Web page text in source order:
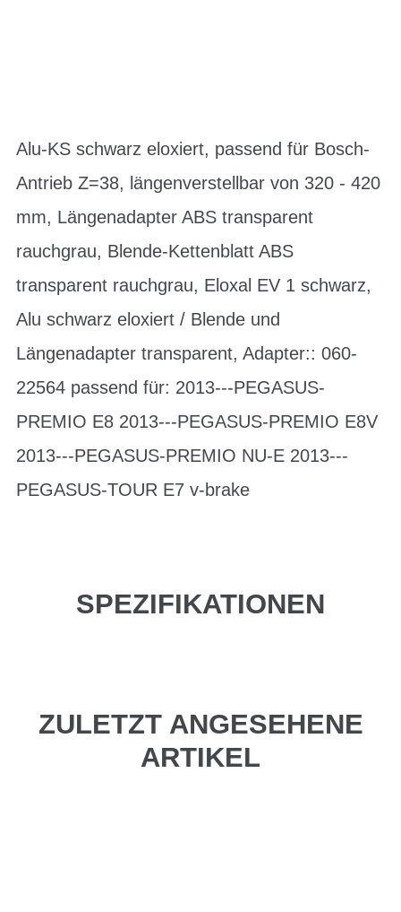
Alu-KS schwarz eloxiert, passend für Bosch-
Antrieb Z=38, längenverstellbar von 320 - 420
mm, Längenadapter ABS transparent
rauchgrau, Blende-Kettenblatt ABS
transparent rauchgrau, Eloxal EV 1 schwarz,
Alu schwarz eloxiert / Blende und
Längenadapter transparent, Adapter:: 060-
22564 passend für: 2013---PEGASUS-
PREMIO E8 2013---PEGASUS-PREMIO E8V
2013---PEGASUS-PREMIO NU-E 2013---
PEGASUS-TOUR E7 v-brake
SPEZIFIKATIONEN
ZULETZT ANGESEHENE
ARTIKEL